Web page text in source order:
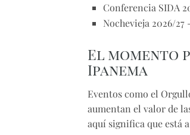
Conferencia SIDA
Nochevieja 2026/27
El momento
Ipanema
Eventos como el
aumentan el valor de
aquí significa que está